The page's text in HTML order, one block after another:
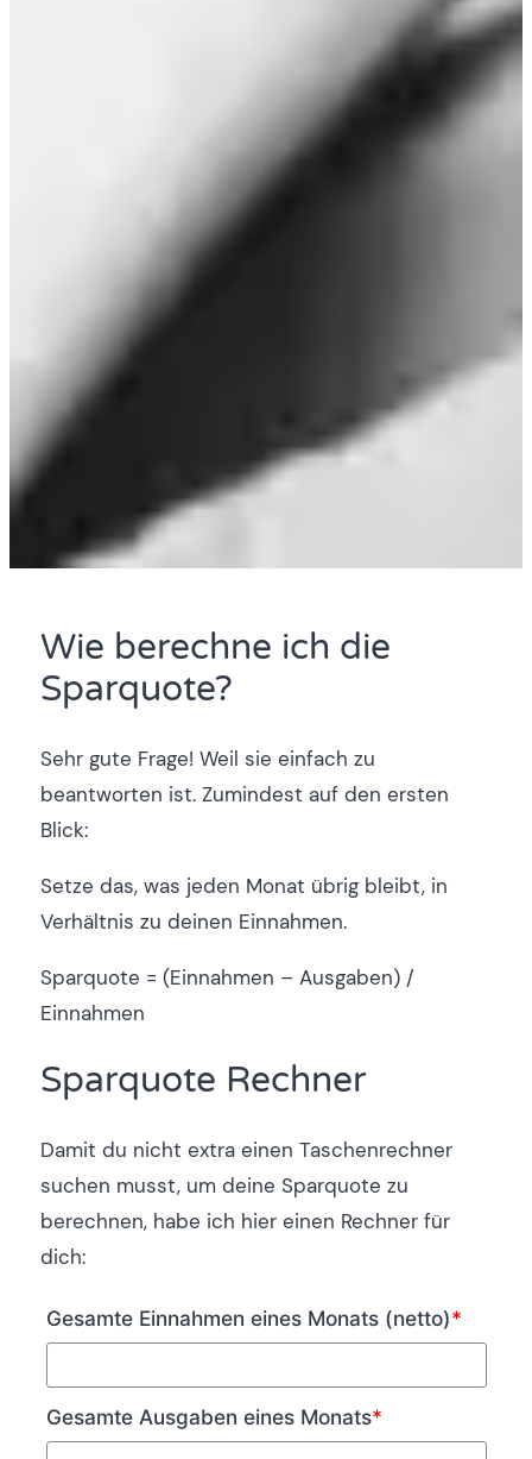
Wie berechne ich die
Sparquote?
Sehr gute Frage! Weil sie einfach zu
beantworten ist. Zumindest auf den ersten
Blick:
Setze das, was jeden Monat übrig bleibt, in
Verhältnis zu deinen Einnahmen.
Sparquote = (Einnahmen – Ausgaben) /
Einnahmen
Sparquote Rechner
Damit du nicht extra einen Taschenrechner
suchen musst, um deine Sparquote zu
berechnen, habe ich hier einen Rechner für
dich:
Gesamte Einnahmen eines Monats (netto)*
Gesamte Ausgaben eines Monats*